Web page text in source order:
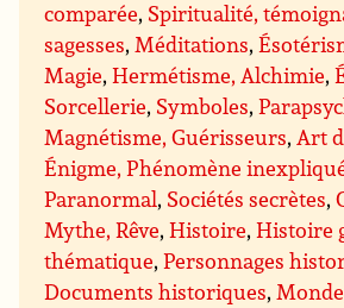
comparée, Spiritualité,
sagesses, Méditations,
Magie,Hermétisme, Alchimie,
Sorcellerie, Symboles,
Magnétisme, Guérisseurs, Art
Énigme, Phénomène
Paranormal, Sociétés secrètes,
Mythe, Rêve,Histoire,Histoire
thématique,Personnages
Documents historiques, Monde